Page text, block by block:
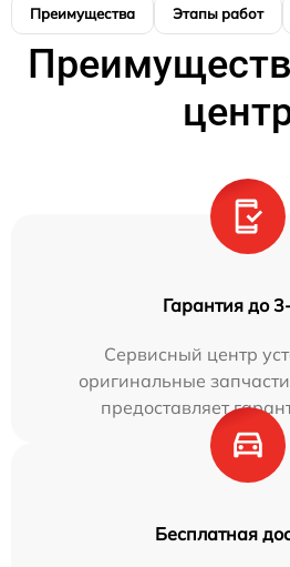
Преимущества Этапы работ
Гарантия до
Сервисный центр
оригинальные
предоставляет
Бесплатная